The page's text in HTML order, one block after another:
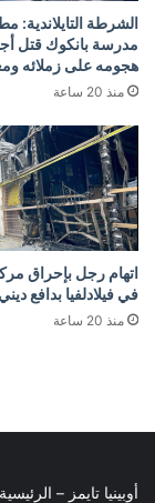
الشرطة التايلاندية:
مدرسة بانكوك قتل
هجومه على زملائه
منذ 20 ساعة
اتهام رجل بإحراق
في فيلادلفيا بدافع ديني
منذ 20 ساعة
أوبينيا تايمز – الرئيسية